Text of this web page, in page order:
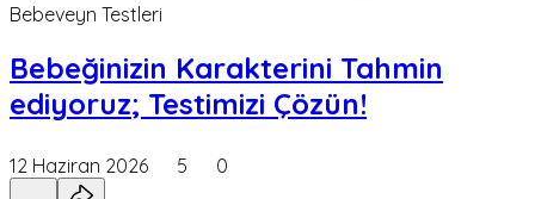
Bebeveyn Testleri
Bebeğinizin Karakterini Tahmin
ediyoruz; Testimizi Çözün!
12 Haziran 2026 5 0